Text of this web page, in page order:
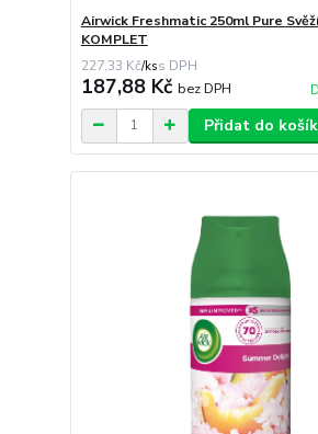
Airwick Freshmatic 250ml Pure
KOMPLET
227,33 Kč/ks
187,88 Kč bez DPH
Přidat do